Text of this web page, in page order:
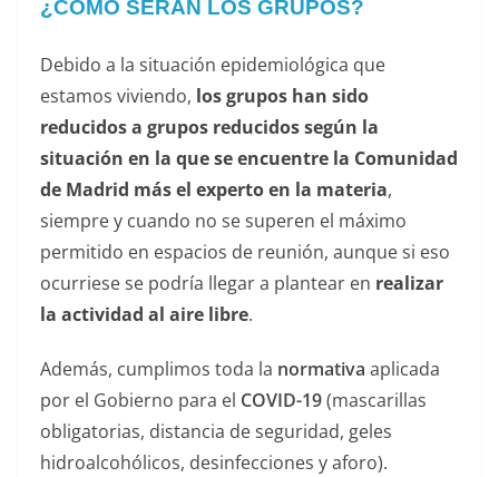
¿CÓMO SERÁN LOS GRUPOS?
Debido a la situación epidemiológica que
estamos viviendo, los grupos han sido
reducidos a grupos reducidos según la
situación en la que se encuentre la Comunidad
de Madrid más el experto en la materia,
siempre y cuando no se superen el máximo
permitido en espacios de reunión, aunque si eso
ocurriese se podría llegar a plantear en realizar
la actividad al aire libre.
Además, cumplimos toda la normativa aplicada
por el Gobierno para el COVID-19(mascarillas
obligatorias, distancia de seguridad, geles
hidroalcohólicos, desinfecciones y aforo).